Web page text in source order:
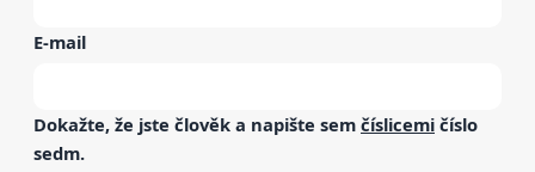
E-mail
Dokažte, že jste člověk a napište sem číslicemi číslo
sedm.